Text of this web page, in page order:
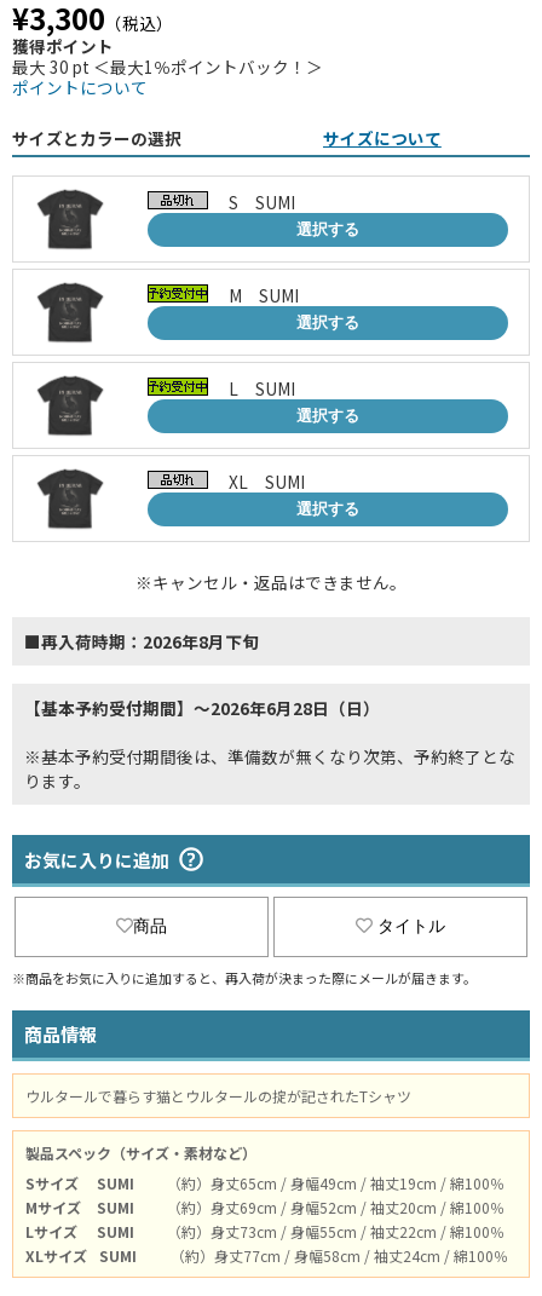
¥3,300 （税込）
獲得ポイント
最大 30 pt ＜最大1％ポイントバック！＞
ポイントについて
サイズとカラーの選択 サイズについて
S SUMI
選択する
M SUMI
選択する
L SUMI
選択する
XL SUMI
選択する
※キャンセル・返品はできません。
■再入荷時期：2026年8月下旬
【基本予約受付期間】～2026年6月28日（日）
※基本予約受付期間後は、準備数が無くなり次第、予約終了とな
ります。
お気に入りに追加
商品 タイトル
※商品をお気に入りに追加すると、再入荷が決まった際にメールが届きます。
商品情報
ウルタールで暮らす猫とウルタールの掟が記されたTシャツ
製品スペック（サイズ・素材など）
Sサイズ
SUMI
（約）身丈65cm / 身幅49cm / 袖丈19cm / 綿100％
Mサイズ
SUMI
（約）身丈69cm / 身幅52cm / 袖丈20cm / 綿100％
Lサイズ
SUMI
（約）身丈73cm / 身幅55cm / 袖丈22cm / 綿100％
XLサイズ
SUMI （約）身丈77cm / 身幅58cm / 袖丈24cm / 綿100％